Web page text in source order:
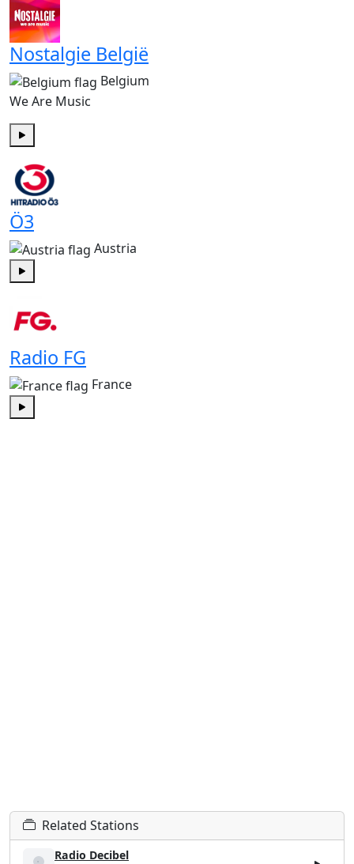
Nostalgie België
Belgium
We Are Music
Ö3
Austria
Radio FG
France
Play
Related Stations
Radio Decibel